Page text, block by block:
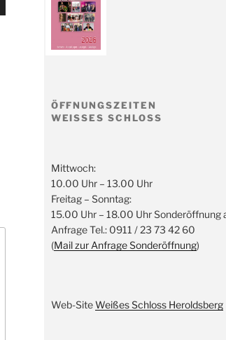
ÖFFNUNGSZEITEN
WEISSES SCHLOSS
Mittwoch:
10.00 Uhr – 13.00 Uhr
Freitag – Sonntag:
15.00 Uhr – 18.00 Uhr Sonderöffnung
Anfrage Tel.: 0911 / 23 73 42 60
(Mail zur Anfrage Sonderöffnung)
Web-SiteWeißes Schloss Heroldsberg